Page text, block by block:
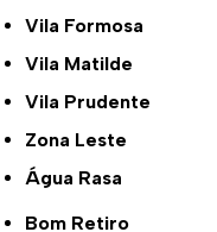
Vila Formosa
Vila Matilde
Vila Prudente
Zona Leste
Água Rasa
Bom Retiro